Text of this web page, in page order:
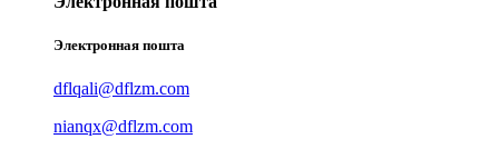
Электронная пошта
dflqali@dflzm.com
nianqx@dflzm.com